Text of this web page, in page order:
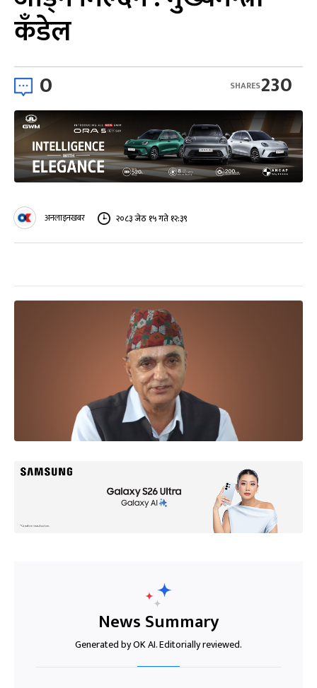
कँडेल
0 230
SHARES
अनलाइनखबर २०८३ जेठ १५ गते १२:३९
News Summary
Generated by OK AI. Editorially reviewed.